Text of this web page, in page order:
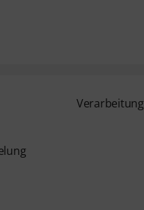
Verarbeitung